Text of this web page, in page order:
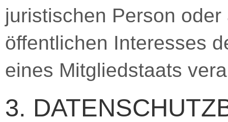
juristischen Person
öffentlichen Interesses
eines Mitgliedstaats
3.